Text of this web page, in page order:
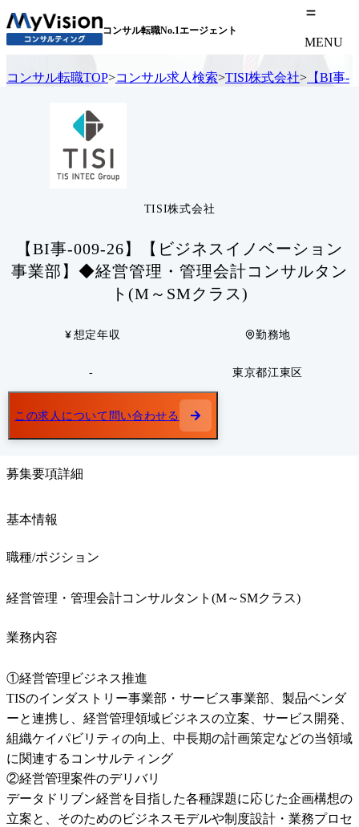
コンサル転職No.1エージェント
MENU
コンサル転職TOP>コンサル求人検索>TISI株式会社> 【BI事-
TISI株式会社
【BI事-009-26】【ビジネスイノベーション
事業部】◆経営管理・管理会計コンサルタン
ト(M～SMクラス)
想定年収
-
勤務地
東京都江東区
この求人について問い合わせる
募集要項詳細
基本情報
職種/ポジション
経営管理・管理会計コンサルタント(M～SMクラス)
業務内容
①経営管理ビジネス推進
TISのインダストリー事業部・サービス事業部、製品ベンダ
ーと連携し、経営管理領域ビジネスの立案、サービス開発、
組織ケイパビリティの向上、中長期の計画策定などの当領域
に関連するコンサルティング
②経営管理案件のデリバリ
データドリブン経営を目指した各種課題に応じた企画構想の
立案と、そのためのビジネスモデルや制度設計・業務プロセ